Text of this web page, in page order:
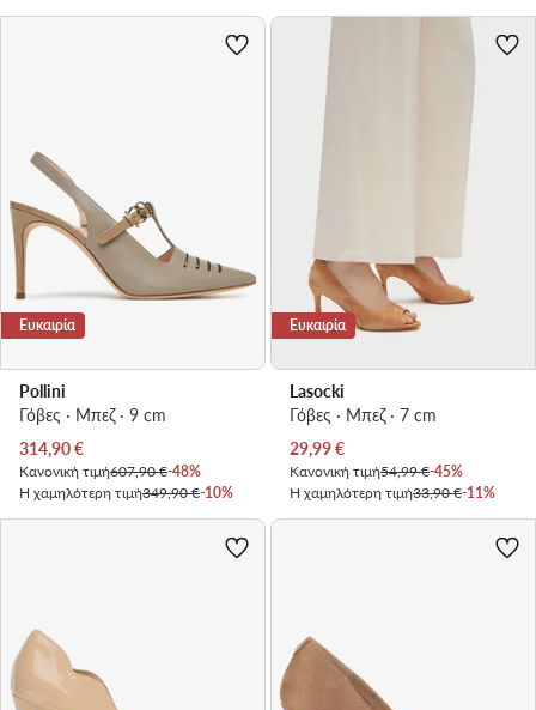
Ευκαιρία
Pollini
Γόβες · Μπεζ · 9 cm
Τρέχουσα τιμή
314,90€
Κανονική τιμή607,90 €-48%
Η χαμηλότερη τιμή349,90 €-10%
Ευκαιρία
Lasocki
Γόβες · Μπεζ · 7 cm
Τρέχουσα τιμή
29,99€
Κανονική τιμή54,99 €-45%
Η χαμηλότερη τιμή33,90 €-11%